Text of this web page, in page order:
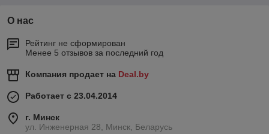
О нас
Рейтинг не сформирован
Менее 5 отзывов за последний год
Компания продает на Deal.by
Работает с 23.04.2014
г. Минск
ул. Инженерная 28, Минск, Беларусь